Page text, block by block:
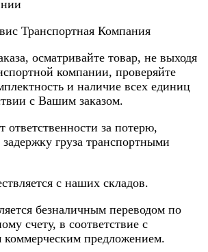
Транспортная Компания
осматривайте товар, не выходя
компании, проверяйте
и наличие всех единиц
с Вашим заказом.
ответственности за потерю,
груза транспортными
с наших складов.
безналичным переводом по
счету, в соответствие с
коммерческим предложением.